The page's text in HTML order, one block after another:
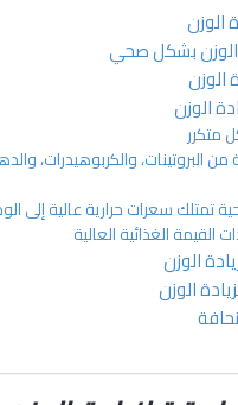
الوزن
بشكل صحي
الوزن
الوزن
متكرر
البروتينات، والكربوهيدرات،
تمتلك سعرات حرارية عالية إلى
القيمة الغذائية العالية
الوزن
الوزن